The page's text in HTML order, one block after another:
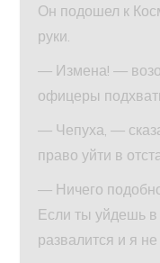
Он подошел к
руки.
— Измена! —
офицеры
— Чепуха, —
право уйти в
— Ничего
Если ты уйдешь в
развалится и я